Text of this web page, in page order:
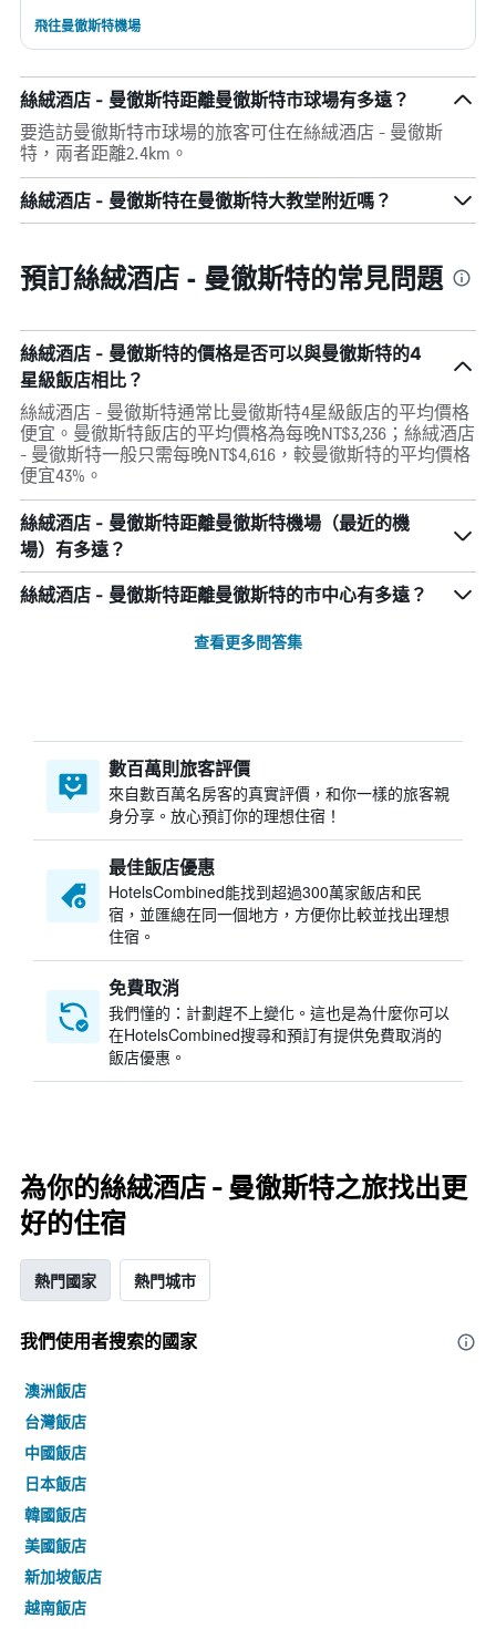
飛往曼徹斯特機場
絲絨酒店 - 曼徹斯特距離曼徹斯特市球場有多遠？
要造訪曼徹斯特市球場的旅客可住在絲絨酒店 - 曼徹斯
特，兩者距離2.4km。
絲絨酒店 - 曼徹斯特在曼徹斯特大教堂附近嗎？
預訂絲絨酒店 - 曼徹斯特的常見問題
絲絨酒店 - 曼徹斯特的價格是否可以與曼徹斯特的4
星級飯店相比？
絲絨酒店 - 曼徹斯特通常比曼徹斯特4星級飯店的平均價格
便宜。曼徹斯特飯店的平均價格為每晚NT$3,236；絲絨酒店
- 曼徹斯特一般只需每晚NT$4,616，較曼徹斯特的平均價格
便宜43%。
絲絨酒店 - 曼徹斯特距離曼徹斯特機場（最近的機
場）有多遠？
絲絨酒店 - 曼徹斯特距離曼徹斯特的市中心有多遠？
查看更多問答集
數百萬則旅客評價
來自數百萬名房客的真實評價，和你一樣的旅客親
身分享。放心預訂你的理想住宿！
最佳飯店優惠
HotelsCombined​能找到超過300萬家飯店和民
宿，並匯總在同一個地方，方便你比較並找出理想
住宿。
免費取消
我們懂的：計劃趕不上變化。這也是為什麼你可以
在HotelsCombined搜尋和預訂有提供免費取消的
飯店優惠。
為你的絲絨酒店 - 曼徹斯特之旅找出更
好的住宿
熱門國家 熱門城市
我們使用者搜索的國家
澳洲飯店
台灣飯店
中國飯店
日本飯店
韓國飯店
美國飯店
新加坡飯店
越南飯店